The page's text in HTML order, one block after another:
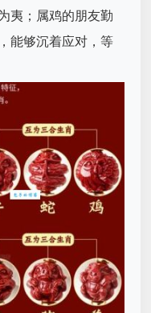
夷；属鸡的朋友勤
能够沉着应对，等